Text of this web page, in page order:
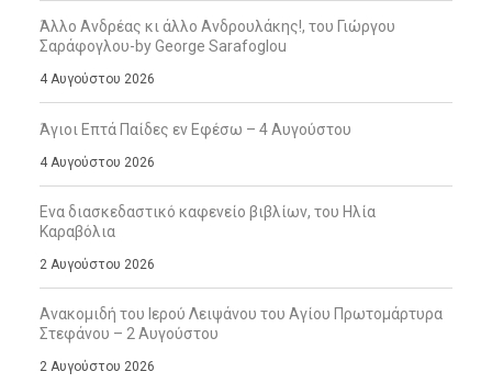
Άλλο Ανδρέας κι άλλο Ανδρουλάκης!, του Γιώργου
Σαράφογλου-by George Sarafoglou
4 Αυγούστου 2026
Άγιοι Επτά Παίδες εν Εφέσω – 4 Αυγούστου
4 Αυγούστου 2026
Ενα διασκεδαστικό καφενείο βιβλίων, του Ηλία
Καραβόλια
2 Αυγούστου 2026
Ανακομιδή του Ιερού Λειψάνου του Αγίου Πρωτομάρτυρα
Στεφάνου – 2 Αυγούστου
2 Αυγούστου 2026